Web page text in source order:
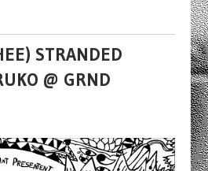
STRANDED
@ GRND